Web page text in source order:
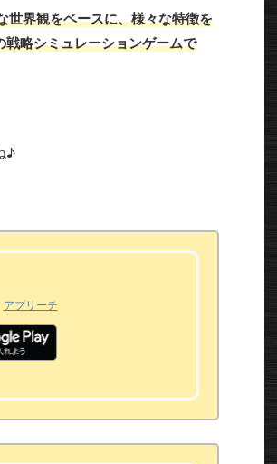
世界観をベースに、様々な特徴を
略シミュレーションゲームで
♪
アプリーチ